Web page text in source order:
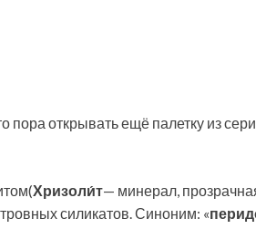
пора открывать ещё палетку из
Хризоли́т— минерал,
силикатов. Синоним: «